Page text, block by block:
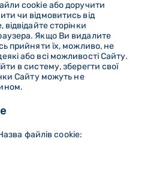
cookie або доручити
чи відмовитись від
сторінки
Якщо Ви видалите
прийняти їх, можливо, не
або всі можливості Сайту.
в систему, зберегти свої
Сайту можуть не
файлів cookie: